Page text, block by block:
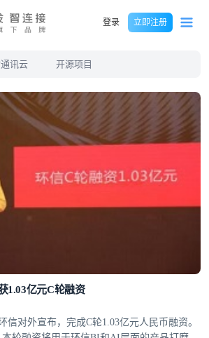
登录 立即注册
讯云 开源项目
1.03亿元C轮融资
信对外宣布，完成C轮1.03亿元人民币融资。